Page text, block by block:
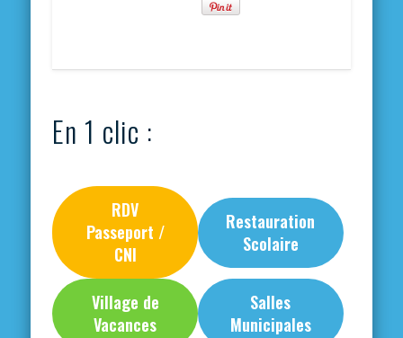
En 1 clic :
RDV
Passeport /
CNI
Restauration
Scolaire
Village de
Vacances
Salles
Municipales